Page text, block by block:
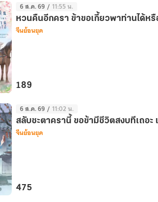
6 ส.ค. 69 / 11:55 น.
หวนคืนอีกครา ข้าขอเกี้ยวพาท่านได้หรื
จีนย้อนยุค
189
6 ส.ค. 69 / 11:02 น.
สลับชะตาครานี้ ขอข้ามีชีวิตสงบทีเถอะ
จีนย้อนยุค
475